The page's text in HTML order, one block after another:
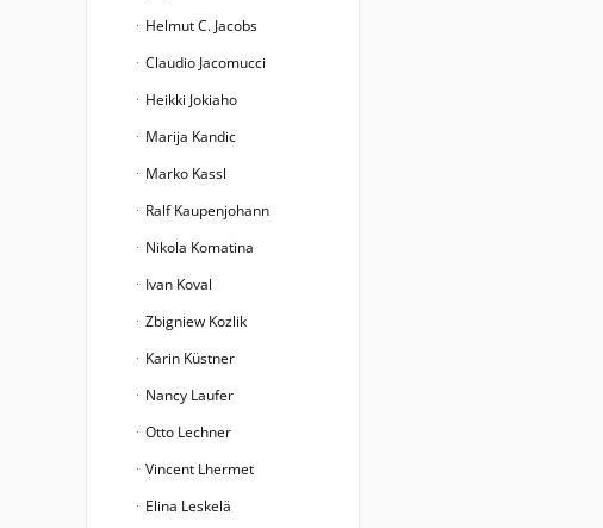
Helmut C. Jacobs
Claudio Jacomucci
Heikki Jokiaho
Marija Kandic
Marko Kassl
Ralf Kaupenjohann
Nikola Komatina
Ivan Koval
Zbigniew Kozlik
Karin Küstner
Nancy Laufer
Otto Lechner
Vincent Lhermet
Elina Leskelä